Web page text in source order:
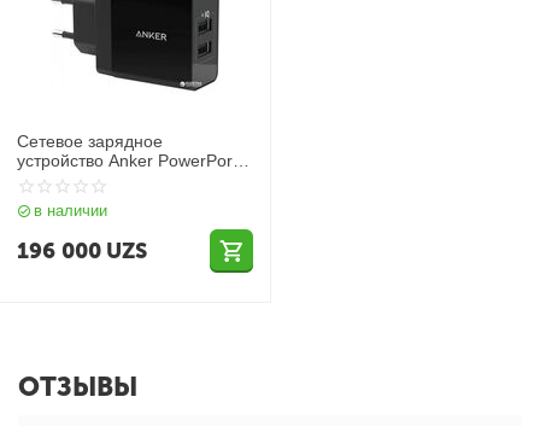
Сетевое зарядное
устройство Anker PowerPort2
24W V3 Black
в наличии
196 000 UZS
ОТЗЫВЫ